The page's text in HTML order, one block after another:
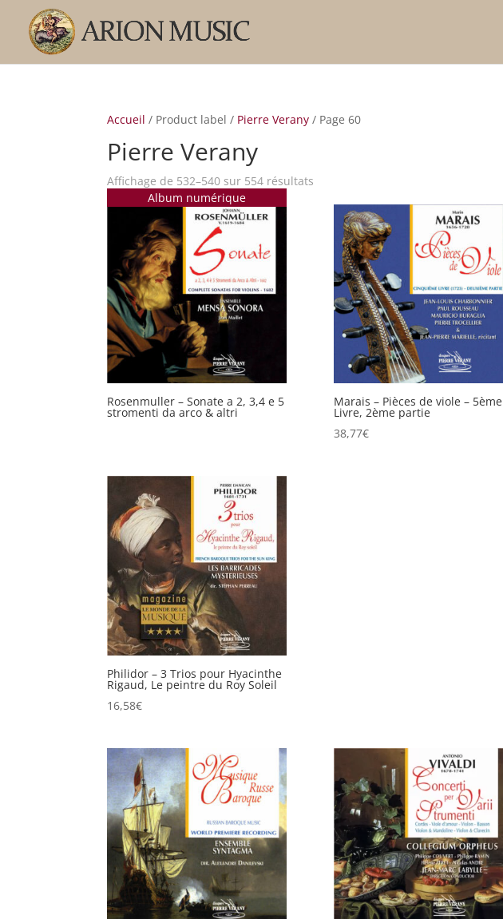
Accueil / Product label / Pierre Verany / Page 60
Pierre Verany
Affichage de 532–540 sur 554 résultats
popularité
Album numérique
Rosenmuller – Sonate a 2, 3,4 e 5
stromenti da arco & altri
Marais – Pièces de viole – 5ème
Livre, 2ème partie
38,77€
Philidor – 3 Trios pour Hyacinthe
Rigaud, Le peintre du Roy Soleil
16,58€